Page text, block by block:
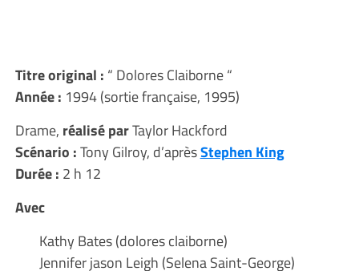
Titre original : “ Dolores Claiborne “
Année : 1994 (sortie française, 1995)
Drame, réalisé parTaylor Hackford
Scénario :Tony Gilroy, d’aprèsStephen King
Durée : 2 h 12
Avec
Kathy Bates (dolores claiborne)
Jennifer jason Leigh (Selena Saint-George)